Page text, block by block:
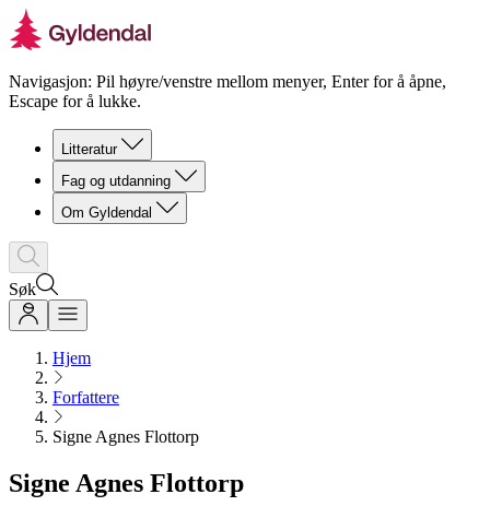
Navigasjon: Pil høyre/venstre mellom menyer, Enter for å åpne,
Escape for å lukke.
Litteratur
Fag og utdanning
Om Gyldendal
Søk
Hjem
Forfattere
Signe Agnes Flottorp
Signe Agnes Flottorp